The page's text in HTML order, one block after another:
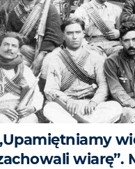
wiarę”.